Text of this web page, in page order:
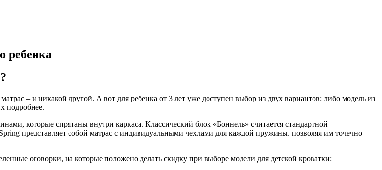
ребенка
– и никакой другой. А вот для ребенка от 3 лет уже доступен выбор из двух вариантов: либо модель из
подробнее.
которые спрятаны внутри каркаса. Классический блок «Боннель» считается стандартной
представляет собой матрас с индивидуальными чехлами для каждой пружины, позволяя им точечно
оговорки, на которые положено делать скидку при выборе модели для детской кроватки: